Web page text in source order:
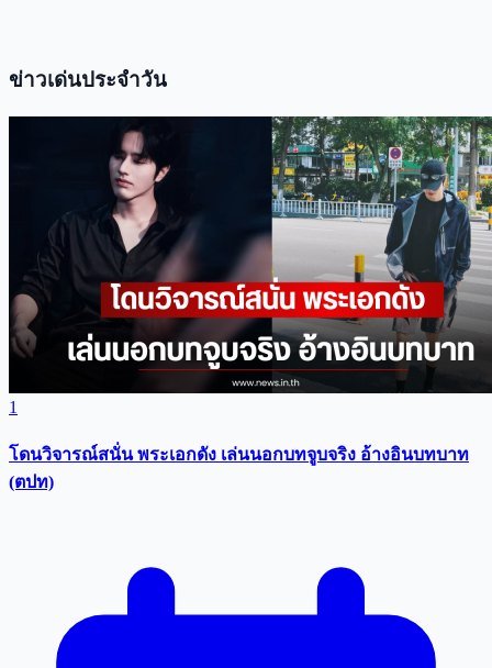
ข่าวเด่นประจำวัน
1
โดนวิจารณ์สนั่น พระเอกดัง เล่นนอกบทจูบจริง อ้างอินบทบาท
(ตปท)